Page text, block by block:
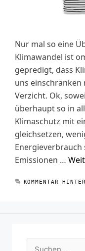
Nur mal so eine
Klimawandel ist
gepredigt, dass
uns einschränken
Verzicht. Ok,
überhaupt so in
Klimaschutz mit
gleichsetzen,
Energieverbrauch
Emissionen …
KOMMENTAR
Suchen